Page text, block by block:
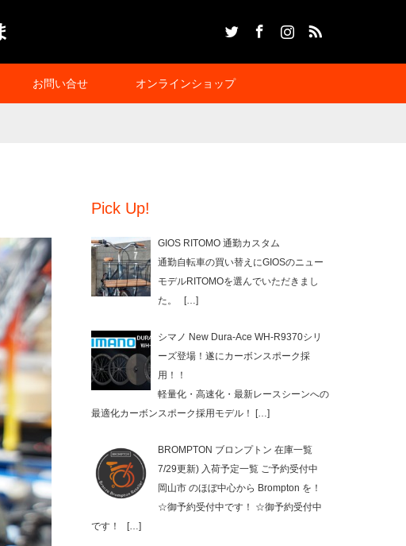
お問い合せ オンラインショップ
Pick Up!
GIOS RITOMO 通勤カスタム
通勤自転車の買い替えにGIOSのニュー
モデルRITOMOを選んでいただきまし
た。
[…]
シマノ New Dura-Ace WH-R9370シリ
ーズ登場！遂にカーボンスポーク採
用！！
軽量化・高速化・最新レースシーンへの
最適化カーボンスポーク採用モデル！
[…]
BROMPTON ブロンプトン 在庫一覧
7/29更新) 入荷予定一覧 ご予約受付中
岡山市 のほぼ中心から Brompton を！
☆御予約受付中です！ ☆御予約受付中
です！
[…]